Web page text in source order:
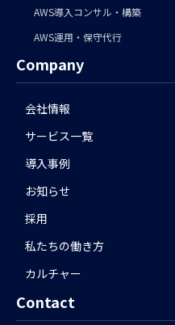
AWS導入コンサル・構築
AWS運用・保守代行
Company
会社情報
サービス一覧
導入事例
お知らせ
採用
私たちの働き方
カルチャー
Contact